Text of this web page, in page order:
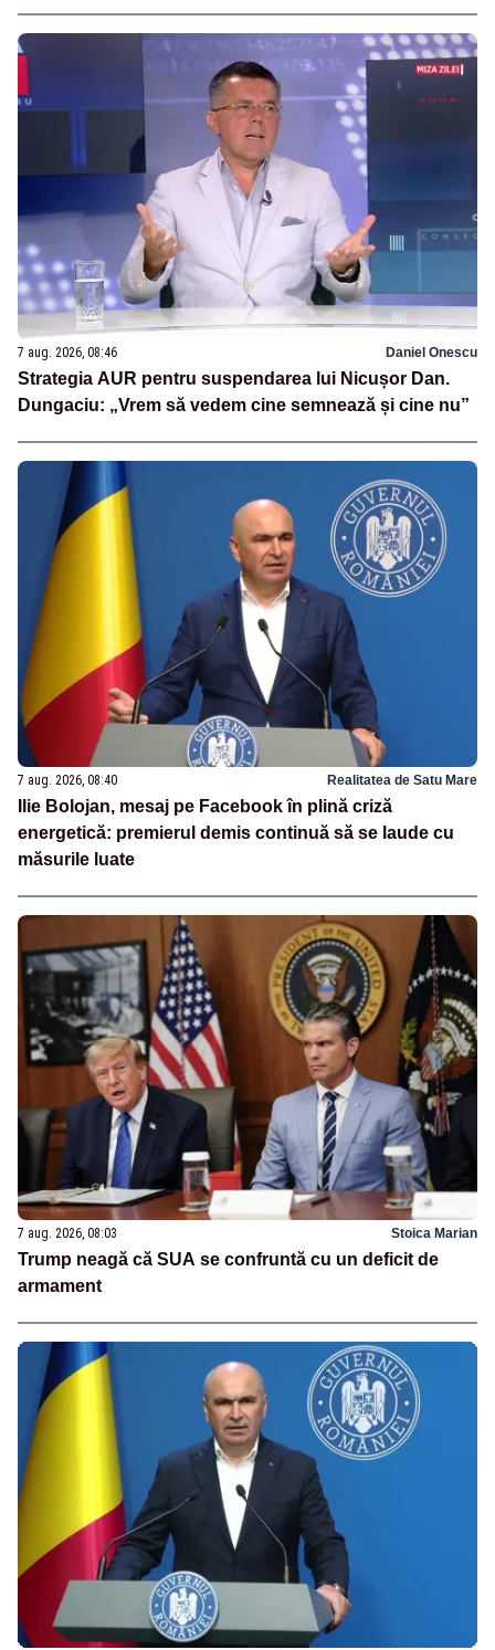
7 aug. 2026, 08:46 Daniel Onescu
Strategia AUR pentru suspendarea lui Nicușor Dan.
Dungaciu: „Vrem să vedem cine semnează și cine nu”
7 aug. 2026, 08:40 Realitatea de Satu Mare
Ilie Bolojan, mesaj pe Facebook în plină criză
energetică: premierul demis continuă să se laude cu
măsurile luate
7 aug. 2026, 08:03 Stoica Marian
Trump neagă că SUA se confruntă cu un deficit de
armament